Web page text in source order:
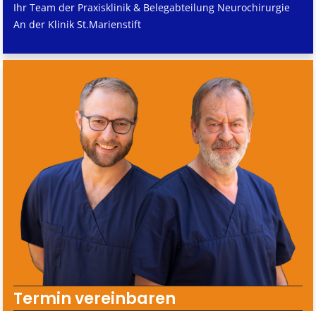
Ihr Team der Praxisklinik & Belegabteilung Neurochirurgie
An der Klinik St.Marienstift
Termin vereinbaren